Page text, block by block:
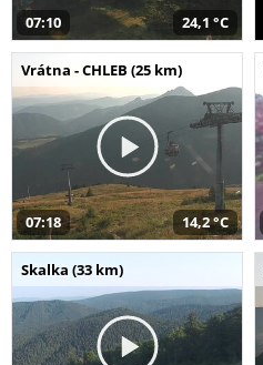
07:10 24,1 °C
Vrátna - CHLEB (25 km)
07:18 14,2 °C
Skalka (33 km)